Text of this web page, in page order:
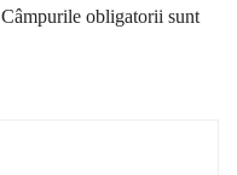
Câmpurile obligatorii sunt